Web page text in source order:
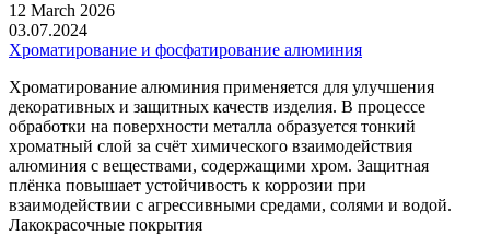
12 March 2026
03.07.2024
Хроматирование и фосфатирование алюминия
Хроматирование алюминия применяется для улучшения
декоративных и защитных качеств изделия. В процессе
обработки на поверхности металла образуется тонкий
хроматный слой за счёт химического взаимодействия
алюминия с веществами, содержащими хром. Защитная
плёнка повышает устойчивость к коррозии при
взаимодействии с агрессивными средами, солями и водой.
Лакокрасочные покрытия